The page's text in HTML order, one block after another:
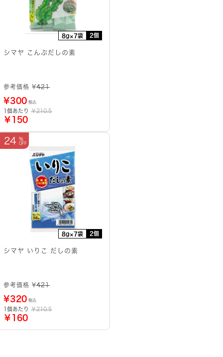
8g×7袋 2個
シマヤ こんぶだしの素
参考価格 ¥421
¥300 税込
1個あたり ￥210.5
￥150
8g×7袋 2個
24
シマヤ いりこ だしの素
参考価格 ¥421
¥320 税込
1個あたり ￥210.5
￥160